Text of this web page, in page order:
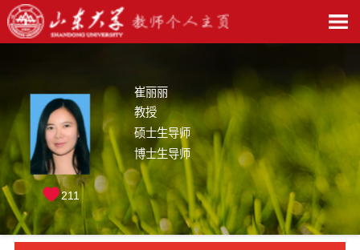
崔丽丽
教授
硕士生导师
博士生导师
211